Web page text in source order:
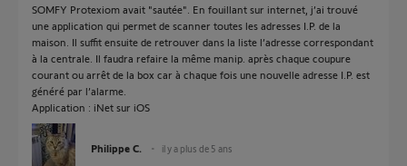
SOMFY Protexiom avait "sautée". En fouillant sur internet, j’ai trouvé
une application qui permet de scanner toutes les adresses I.P. de la
maison. Il suffit ensuite de retrouver dans la liste l’adresse correspondant
à la centrale. Il faudra refaire la même manip. après chaque coupure
courant ou arrêt de la box car à chaque fois une nouvelle adresse I.P. est
généré par l’alarme.
Application : iNet sur iOS
Philippe C. il y a plus de 5 ans